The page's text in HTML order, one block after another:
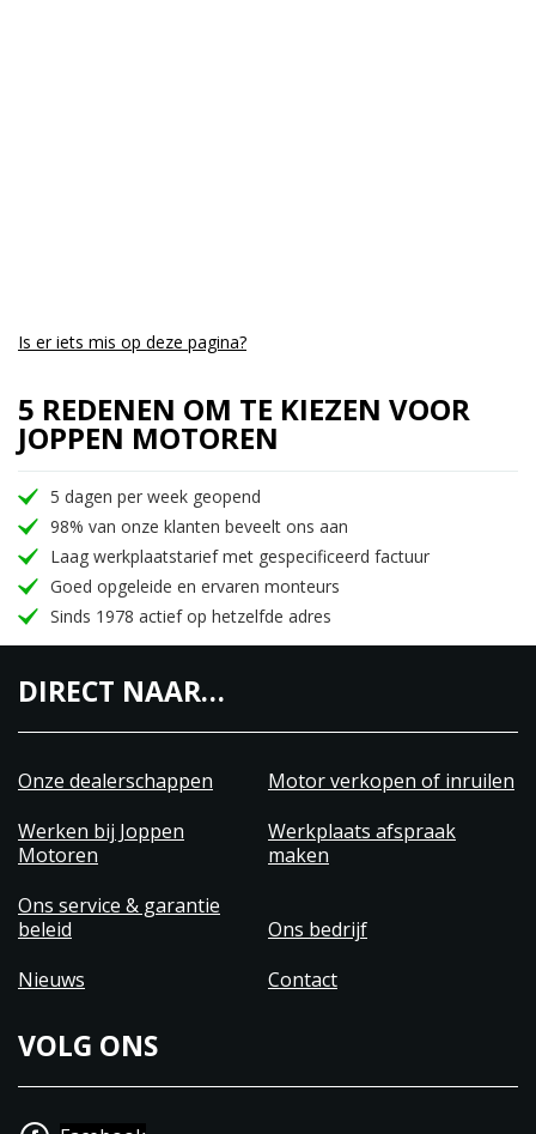
Is er iets mis op deze pagina?
5 REDENEN OM TE KIEZEN VOOR
JOPPEN MOTOREN
5 dagen per week geopend
98% van onze klanten beveelt ons aan
Laag werkplaatstarief met gespecificeerd factuur
Goed opgeleide en ervaren monteurs
Sinds 1978 actief op hetzelfde adres
DIRECT NAAR…
Onze dealerschappen
Motor verkopen of inruilen
Werken bij Joppen
Motoren
Werkplaats afspraak
maken
Ons service & garantie
beleid
Ons bedrijf
Nieuws
Contact
VOLG ONS